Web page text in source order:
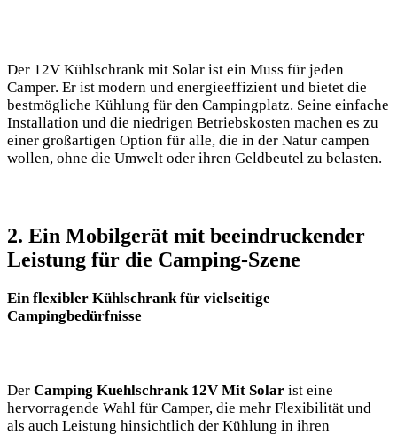
Der 12V Kühlschrank ‍mit Solar ist ein ⁢Muss für jeden
Camper. Er ist modern und energieeffizient und bietet die​
bestmögliche Kühlung für den Campingplatz. Seine einfache
Installation und die niedrigen Betriebskosten ‌machen ⁤es zu
einer großartigen Option⁣ für alle,⁣ die⁤ in der Natur campen
wollen,‌ ohne die⁣ Umwelt ⁣oder ihren⁢ Geldbeutel zu belasten.
2. Ein Mobilgerät mit beeindruckender
Leistung für die Camping-Szene
Ein flexibler Kühlschrank​ für ​vielseitige
Campingbedürfnisse
Der Camping Kuehlschrank 12V Mit Solar ist ⁢eine
hervorragende Wahl ‌für ‌Camper, die mehr‍ Flexibilität und ​
als auch Leistung hinsichtlich der ⁢Kühlung in ihren